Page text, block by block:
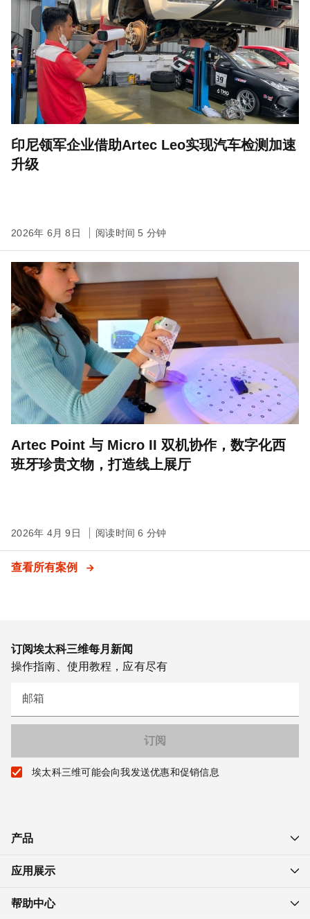
印尼领军企业借助Artec Leo实现汽车检测加速
升级
2026年 6月 8日 阅读时间 5 分钟
Artec Point 与 Micro II 双机协作，数字化西
班牙珍贵文物，打造线上展厅
2026年 4月 9日 阅读时间 6 分钟
查看所有案例
订阅埃太科三维每月新闻
操作指南、使用教程，应有尽有
邮箱
埃太科三维可能会向我发送优惠和促销信息
产品
应用展示
帮助中心